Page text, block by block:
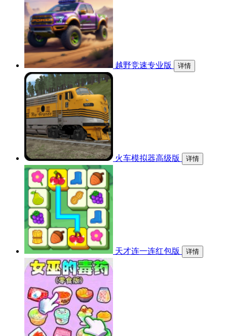
越野竞速专业版 详情
火车模拟器高级版 详情
天才连一连红包版 详情